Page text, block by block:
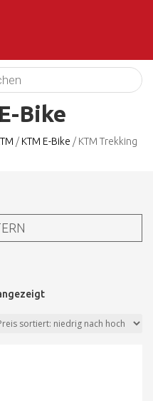
Bike
/ KTM E-Bike / KTM Trekking